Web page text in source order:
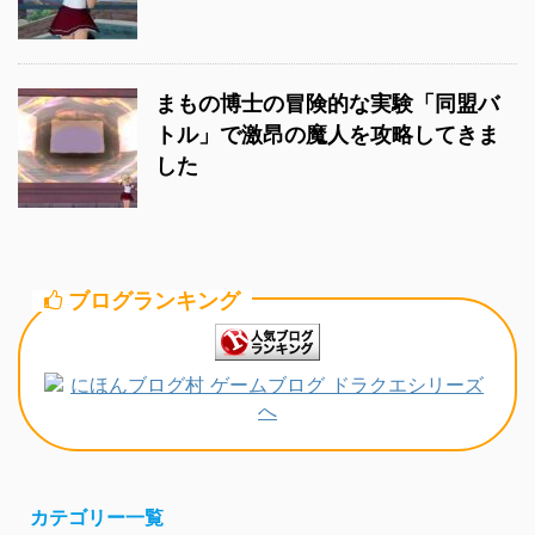
まもの博士の冒険的な実験「同盟バ
トル」で激昂の魔人を攻略してきま
した
ブログランキング
カテゴリー一覧